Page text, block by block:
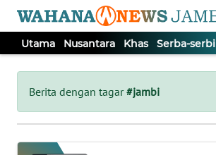
Utama Nusantara Khas Serba-serbi
Berita dengan tagar#jambi
Tutup
UTAMA